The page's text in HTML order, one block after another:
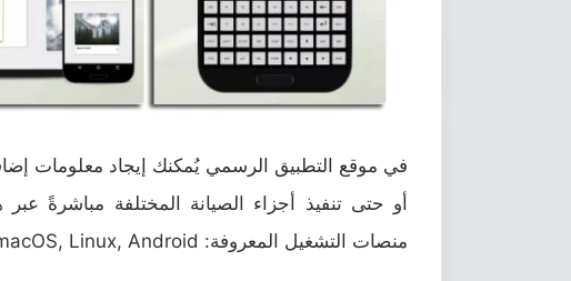
في موقع التطبيق الرسمي يُمكنك إيجاد معلومات
أو حتى تنفيذ أجزاء الصيانة المختلفة مباشرةً
منصات التشغيل المعروفة: Windows, macOS, Linux, Android وكذلك iOS.